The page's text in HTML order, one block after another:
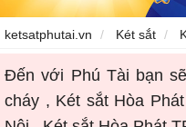
ketsatphutai.vn Két sắt
Đến với Phú Tài bạn
cháy , Két sắt Hòa